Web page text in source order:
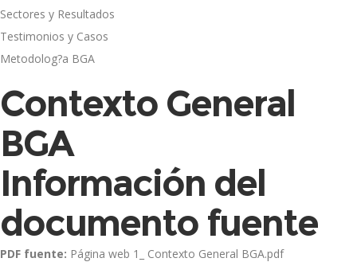
Sectores y Resultados
Testimonios y Casos
Metodolog?a BGA
Contexto General
BGA
Información del
documento fuente
PDF fuente: Página web 1_ Contexto General BGA.pdf